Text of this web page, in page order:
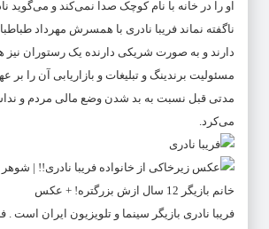
او را در خانه با نام کوچک صدا نمی‌کند و می‌گوید
ناگفته نماند فریبا نادری با همسرش مهرداد
دارند و به صورت شریکی دارنده یک رستوران نیز
مسئولیت برندینگ و تبلیغات و بازاریابی آن را بر
مدتی قبل نسبت به بد شدن وضع مالی مردم و
می‌کرد.
فریبا نادری بازیگر سینما و تلویزیون ایران است .